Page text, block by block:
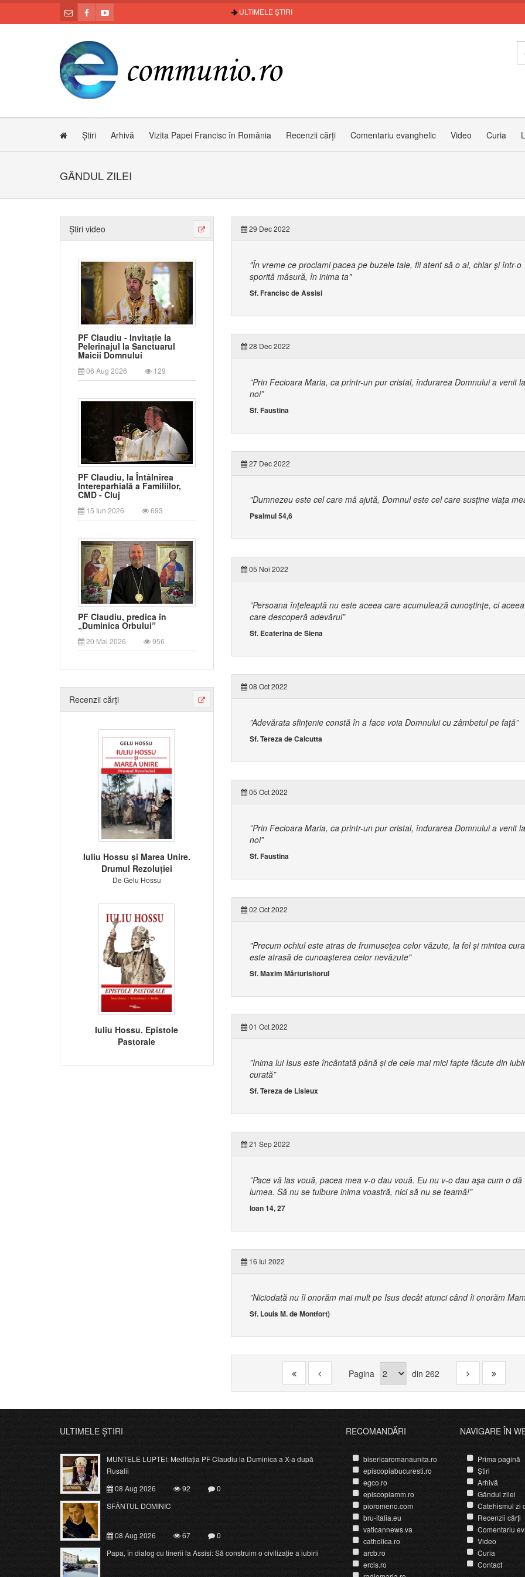
ULTIMELE ȘTIRI
Știri Arhivă Vizita Papei Francisc în România Recenzii cărți Comentariu evanghelic Video Curia
GÂNDUL ZILEI
Știri video
PF Claudiu - Invitație la
Pelerinajul la Sanctuarul
Maicii Domnului
06 Aug 2026 129
PF Claudiu, la Întâlnirea
Intereparhială a Familiilor,
CMD - Cluj
15 Iun 2026 693
PF Claudiu, predica în
„Duminica Orbului”
20 Mai 2026 956
Recenzii cărți
Iuliu Hossu și Marea Unire.
Drumul Rezoluției
De Gelu Hossu
Iuliu Hossu. Epistole
Pastorale
29 Dec 2022
"În vreme ce proclami pacea pe buzele tale, fii atent să o ai, chiar şi într-o
sporită măsură, în inima ta"
Sf. Francisc de Assisi
28 Dec 2022
”Prin Fecioara Maria, ca printr-un pur cristal, îndurarea Domnului a venit la
noi”
Sf. Faustina
27 Dec 2022
"Dumnezeu este cel care mă ajută, Domnul este cel care susține viața
Psalmul 54,6
05 Noi 2022
”Persoana înţeleaptă nu este aceea care acumulează cunoştinţe, ci aceea
care descoperă adevărul”
Sf. Ecaterina de Siena
08 Oct 2022
”Adevărata sfinţenie constă în a face voia Domnului cu zâmbetul pe faţă”
Sf. Tereza de Calcutta
05 Oct 2022
”Prin Fecioara Maria, ca printr-un pur cristal, îndurarea Domnului a venit la
noi”
Sf. Faustina
02 Oct 2022
"Precum ochiul este atras de frumuseţea celor văzute, la fel şi mintea
este atrasă de cunoaşterea celor nevăzute"
Sf. Maxim Mărturisitorul
01 Oct 2022
”Inima lui Isus este încântată până și de cele mai mici fapte făcute din
curată”
Sf. Tereza de Lisieux
21 Sep 2022
”Pace vă las vouă, pacea mea v-o dau vouă. Eu nu v-o dau aşa cum o dă
lumea. Să nu se tulbure inima voastră, nici să nu se teamă!”
Ioan 14, 27
16 Iul 2022
”Niciodată nu îl onorăm mai mult pe Isus decât atunci când îi onorăm
Sf. Louis M. de Montfort)
Pagina din 262
ULTIMELE ȘTIRI
MUNTELE LUPTEI: Meditația PF Claudiu la Duminica a X-a după
Rusalii
08 Aug 2026
92
0
SFÂNTUL DOMINIC
08 Aug 2026 67
0
Papa, în dialog cu tinerii la Assisi: Să construim o civilizație a iubirii
RECOMANDĂRI
bisericaromanaunita.ro
episcopiabucuresti.ro
egco.ro
episcopiamm.ro
pioromeno.com
bru-italia.eu
vaticannews.va
catholica.ro
arcb.ro
ercis.ro
NAVIGARE ÎN
Prima pagină
Știri
Arhivă
Gândul zilei
Catehismul zi
Recenzii cărți
Comentariu
Video
Curia
Contact